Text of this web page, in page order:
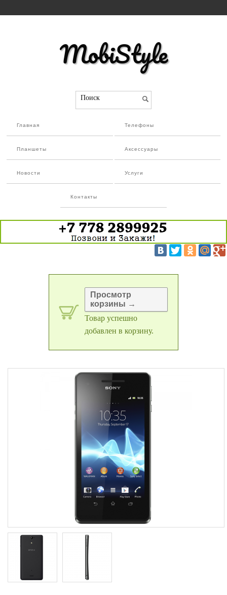
MobiStyle
Поиск
Главная Телефоны
Планшеты Аксессуары
Новости Услуги
Контакты
Просмотр
корзины →
Товар успешно
добавлен в корзину.